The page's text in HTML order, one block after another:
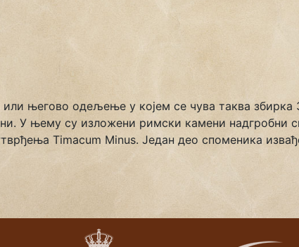
његово одељење у којем се чува таква збирка
У њему су изложени римски камени надгробни
Timacum Minus. Један део споменика